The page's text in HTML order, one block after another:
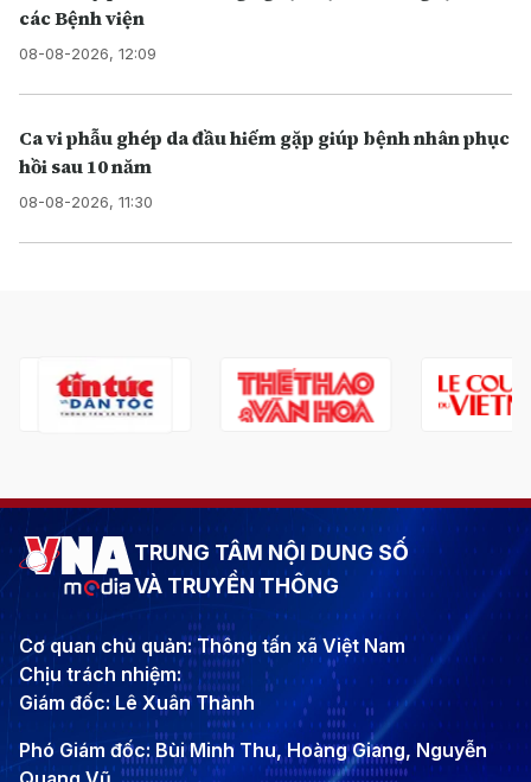
các Bệnh viện
08-08-2026, 12:09
Ca vi phẫu ghép da đầu hiếm gặp giúp bệnh nhân phục
hồi sau 10 năm
08-08-2026, 11:30
TRUNG TÂM NỘI DUNG SỐ
VÀ TRUYỀN THÔNG
Cơ quan chủ quản: Thông tấn xã Việt Nam
Chịu trách nhiệm:
Giám đốc: Lê Xuân Thành
Phó Giám đốc: Bùi Minh Thu, Hoàng Giang, Nguyễn